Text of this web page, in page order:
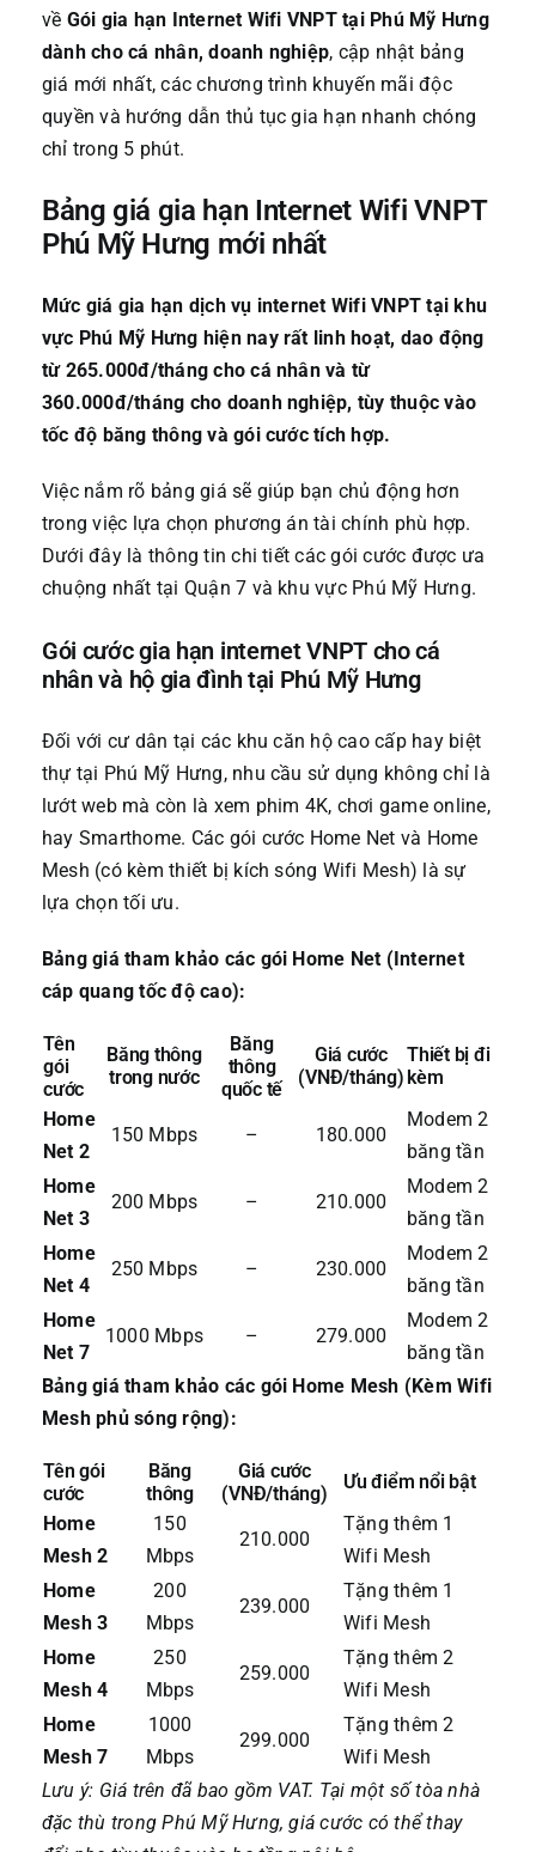
về Gói gia hạn Internet Wifi VNPT tại Phú Mỹ Hưng
dành cho cá nhân, doanh nghiệp, cập nhật bảng
giá mới nhất, các chương trình khuyến mãi độc
quyền và hướng dẫn thủ tục gia hạn nhanh chóng
chỉ trong 5 phút.
Bảng giá gia hạn Internet Wifi VNPT
Phú Mỹ Hưng mới nhất
Mức giá gia hạn dịch vụ internet Wifi VNPT tại khu
vực Phú Mỹ Hưng hiện nay rất linh hoạt, dao động
từ 265.000đ/tháng cho cá nhân và từ
360.000đ/tháng cho doanh nghiệp, tùy thuộc vào
tốc độ băng thông và gói cước tích hợp.
Việc nắm rõ bảng giá sẽ giúp bạn chủ động hơn
trong việc lựa chọn phương án tài chính phù hợp.
Dưới đây là thông tin chi tiết các gói cước được ưa
chuộng nhất tại Quận 7 và khu vực Phú Mỹ Hưng.
Gói cước gia hạn internet VNPT cho cá
nhân và hộ gia đình tại Phú Mỹ Hưng
Đối với cư dân tại các khu căn hộ cao cấp hay biệt
thự tại Phú Mỹ Hưng, nhu cầu sử dụng không chỉ là
lướt web mà còn là xem phim 4K, chơi game online,
hay Smarthome. Các gói cước Home Net và Home
Mesh (có kèm thiết bị kích sóng Wifi Mesh) là sự
lựa chọn tối ưu.
Bảng giá tham khảo các gói Home Net (Internet
cáp quang tốc độ cao):
Tên
gói
cước
Băng thông
trong nước
Băng
thông
quốc tế
Giá cước
(VNĐ/tháng)
Thiết bị đi
kèm
Home
Net 2
150 Mbps – 180.000
Modem 2
băng tần
Home
Net 3
200 Mbps – 210.000
Modem 2
băng tần
Home
Net 4
250 Mbps – 230.000
Modem 2
băng tần
Home
Net 7
1000 Mbps – 279.000
Modem 2
băng tần
Bảng giá tham khảo các gói Home Mesh (Kèm Wifi
Mesh phủ sóng rộng):
Tên gói
cước
Băng
thông
Giá cước
(VNĐ/tháng)
Ưu điểm nổi bật
Home
Mesh 2
150
Mbps
210.000
Tặng thêm 1
Wifi Mesh
Home
Mesh 3
200
Mbps
239.000
Tặng thêm 1
Wifi Mesh
Home
Mesh 4
250
Mbps
259.000
Tặng thêm 2
Wifi Mesh
Home
Mesh 7
1000
Mbps
299.000
Tặng thêm 2
Wifi Mesh
Lưu ý: Giá trên đã bao gồm VAT. Tại một số tòa nhà
đặc thù trong Phú Mỹ Hưng, giá cước có thể thay